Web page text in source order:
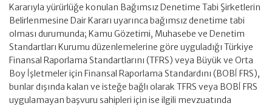
Kararıyla yürürlüğe konulan Bağımsız Denetime Tabi Şirketlerin
Belirlenmesine Dair Kararı uyarınca bağımsız denetime tabi
olması durumunda; Kamu Gözetimi, Muhasebe ve Denetim
Standartları Kurumu düzenlemelerine göre uyguladığı Türkiye
Finansal Raporlama Standartlarını (TFRS) veya Büyük ve Orta
Boy İşletmeler için Finansal Raporlama Standardını (BOBİ FRS),
bunlar dışında kalan ve isteğe bağlı olarak TFRS veya BOBİ FRS
uygulamayan başvuru sahipleri için ise ilgili mevzuatında